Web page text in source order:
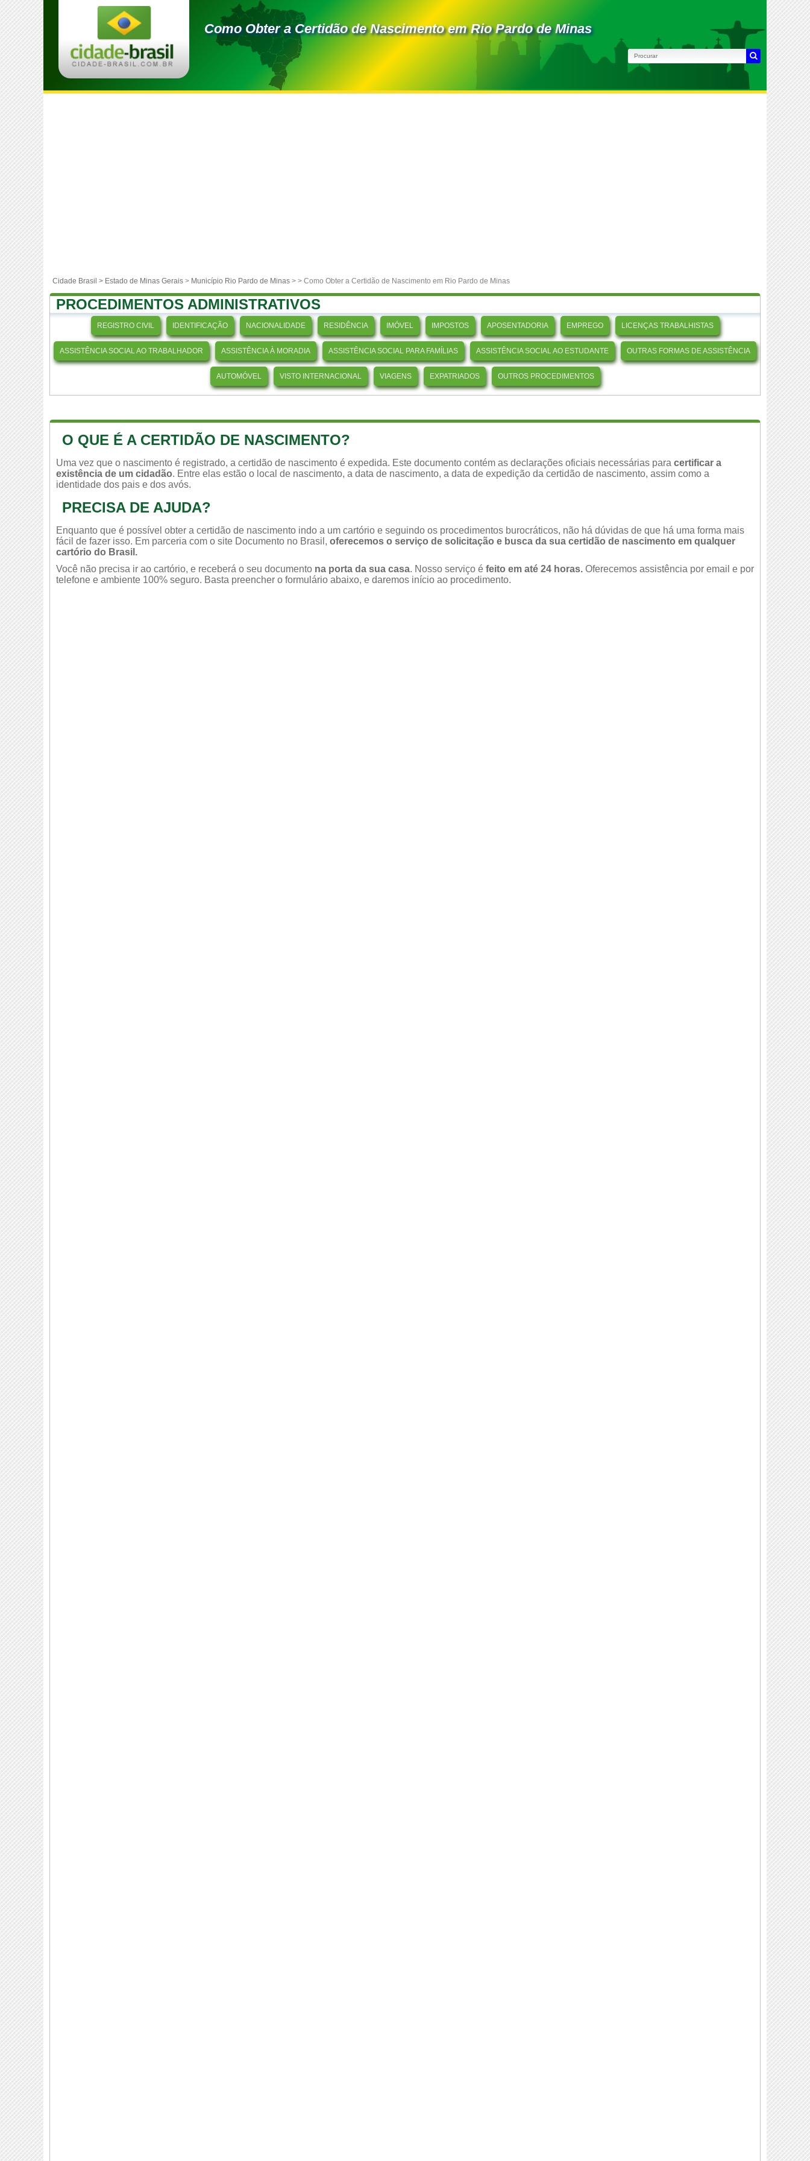
Como Obter a Certidão de Nascimento em Rio Pardo de Minas
Cidade Brasil > Estado de Minas Gerais > Município Rio Pardo de Minas > > Como Obter a Certidão de Nascimento em Rio Pardo de Minas
PROCEDIMENTOS ADMINISTRATIVOS
REGISTRO CIVIL IDENTIFICAÇÃO NACIONALIDADE RESIDÊNCIA IMÓVEL IMPOSTOS APOSENTADORIA EMPREGO LICENÇAS TRABALHISTAS
ASSISTÊNCIA SOCIAL AO TRABALHADOR ASSISTÊNCIA À MORADIA ASSISTÊNCIA SOCIAL PARA FAMÍLIAS ASSISTÊNCIA SOCIAL AO ESTUDANTE OUTRAS FORMAS DE ASSISTÊNCIA
AUTOMÓVEL VISTO INTERNACIONAL VIAGENS EXPATRIADOS OUTROS PROCEDIMENTOS
O QUE É A CERTIDÃO DE NASCIMENTO?
Uma vez que o nascimento é registrado, a certidão de nascimento é expedida. Este documento contém as declarações oficiais necessárias para certificar a
existência de um cidadão. Entre elas estão o local de nascimento, a data de nascimento, a data de expedição da certidão de nascimento, assim como a
identidade dos pais e dos avós.
PRECISA DE AJUDA?
Enquanto que é possível obter a certidão de nascimento indo a um cartório e seguindo os procedimentos burocráticos, não há dúvidas de que há uma forma mais
fácil de fazer isso. Em parceria com o site Documento no Brasil, oferecemos o serviço de solicitação e busca da sua certidão de nascimento em qualquer
cartório do Brasil.
Você não precisa ir ao cartório, e receberá o seu documento na porta da sua casa. Nosso serviço é feito em até 24 horas. Oferecemos assistência por email e por
telefone e ambiente 100% seguro. Basta preencher o formulário abaixo, e daremos início ao procedimento.